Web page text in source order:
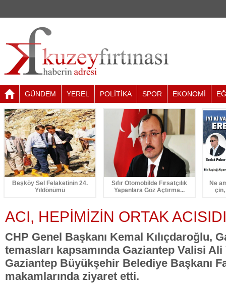
GÜNDEM YEREL POLİTİKA SPOR EKONOMİ
Beşköy Sel Felaketinin 24.
Yıldönümü
Sıfır Otomobilde Fırsatçılık
Yapanlara Göz Açtırma...
Ne
ACI, HEPİMİZİN ORTAK
CHP Genel Başkanı Kemal Kılıçdaroğlu,
temasları kapsamında Gaziantep Valisi Ali
Gaziantep Büyükşehir Belediye Başkanı
makamlarında ziyaret etti.